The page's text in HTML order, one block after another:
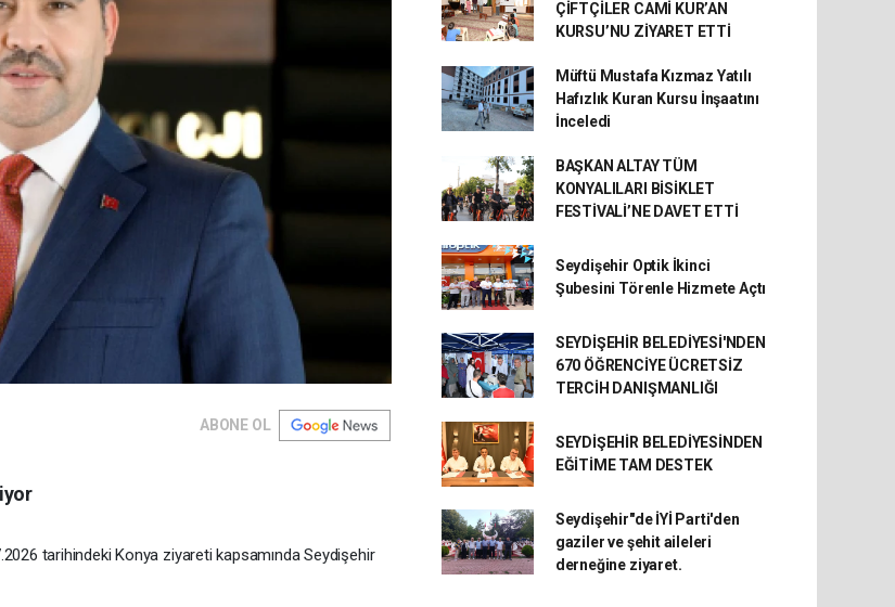
ABONE OL
tarihindeki Konya ziyareti kapsamında Seydişehir
ÇİFTÇİLER CAMİ KUR’AN
KURSU’NU ZİYARET ETTİ
Müftü Mustafa Kızmaz Yatılı
Hafızlık Kuran Kursu İnşaatını
İnceledi
BAŞKAN ALTAY TÜM
KONYALILARI BİSİKLET
FESTİVALİ’NE DAVET ETTİ
Seydişehir Optik İkinci
Şubesini Törenle Hizmete Açtı
SEYDİŞEHİR BELEDİYESİ'NDEN
670 ÖĞRENCİYE ÜCRETSİZ
TERCİH DANIŞMANLIĞI
SEYDİŞEHİR BELEDİYESİNDEN
EĞİTİME TAM DESTEK
Seydişehir"de İYİ Parti'den
gaziler ve şehit aileleri
derneğine ziyaret.